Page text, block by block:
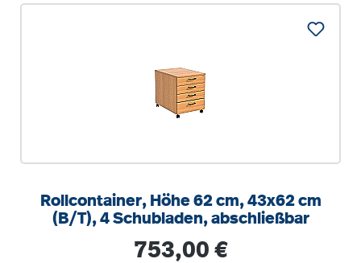
Rollcontainer, Höhe 62 cm, 43x62 cm
(B/T), 4 Schubladen, abschließbar
Regulärer Preis:
753,00 €